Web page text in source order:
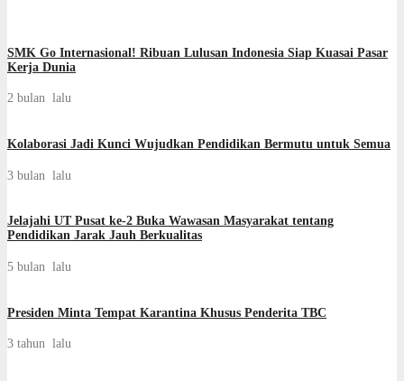
SMK Go Internasional! Ribuan Lulusan Indonesia Siap Kuasai Pasar
Kerja Dunia
2 bulan lalu
Kolaborasi Jadi Kunci Wujudkan Pendidikan Bermutu untuk Semua
3 bulan lalu
Jelajahi UT Pusat ke-2 Buka Wawasan Masyarakat tentang
Pendidikan Jarak Jauh Berkualitas
5 bulan lalu
Presiden Minta Tempat Karantina Khusus Penderita TBC
3 tahun lalu